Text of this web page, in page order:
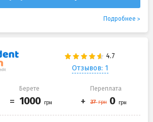
Подробнее
Отзывов: 1
Берете Переплата